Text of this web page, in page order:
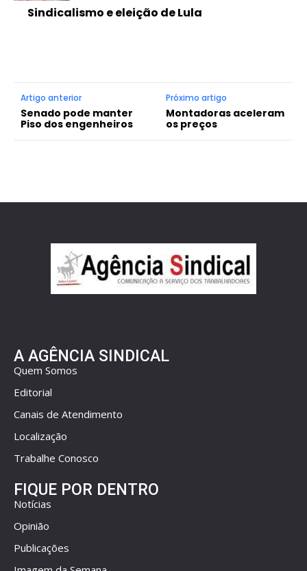
Sindicalismo e eleição de Lula
Artigo anterior
Senado pode manter
Piso dos engenheiros
Próximo artigo
Montadoras aceleram
os preços
A AGÊNCIA SINDICAL
Quem Somos
Editorial
Canais de Atendimento
Localização
Trabalhe Conosco
FIQUE POR DENTRO
Notícias
Opinião
Publicações